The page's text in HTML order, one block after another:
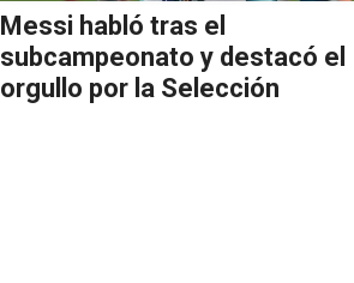
Messi habló tras el
subcampeonato y destacó el
orgullo por la Selección